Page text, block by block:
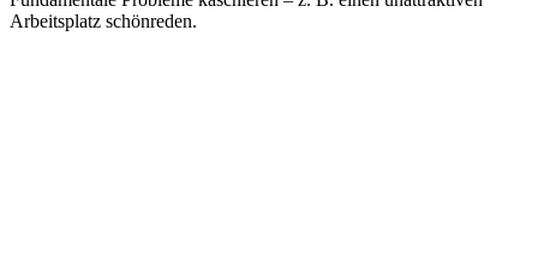
Arbeitsplatz schönreden.